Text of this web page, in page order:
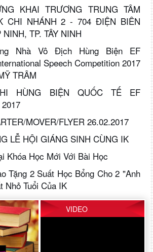
KHAI TRƯƠNG TRUNG TÂM
CHI NHÁNH 2 - 704 ĐIỆN BIÊN
TP. TÂY NINH
Nhà Vô Địch Hùng Biện EF
Speech Competition 2017
TRÂM
HÙNG BIỆN QUỐC TẾ EF
MOVER/FLYER 26.02.2017
LỄ HỘI GIÁNG SINH CÙNG IK
Khóa Học Mới Với Bài Học
Tặng 2 Suất Học Bổng Cho 2 "anh
Nhỏ Tuổi Của IK
VIDEO